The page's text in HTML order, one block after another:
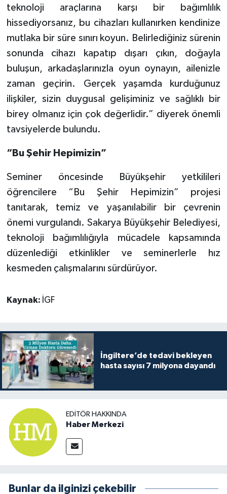
teknoloji araçlarına karşı bir bağımlılık
hissediyorsanız, bu cihazları kullanırken kendinize
mutlaka bir süre sınırı koyun. Belirlediğiniz sürenin
sonunda cihazı kapatıp dışarı çıkın, doğayla
buluşun, arkadaşlarınızla oyun oynayın, ailenizle
zaman geçirin. Gerçek yaşamda kurduğunuz
ilişkiler, sizin duygusal gelişiminiz ve sağlıklı bir
birey olmanız için çok değerlidir.” diyerek önemli
tavsiyelerde bulundu.
“Bu Şehir Hepimizin”
Seminer öncesinde Büyükşehir yetkilileri
öğrencilere “Bu Şehir Hepimizin” projesi
tanıtarak, temiz ve yaşanılabilir bir çevrenin
önemi vurgulandı. Sakarya Büyükşehir Belediyesi,
teknoloji bağımlılığıyla mücadele kapsamında
düzenlediği etkinlikler ve seminerlerle hız
kesmeden çalışmalarını sürdürüyor.
Kaynak: İGF
İngiltere’de tedavi bekleyen
hasta sayısı 7 milyona dayandı
EDITÖR HAKKINDA
Haber Merkezi
Bunlar da ilginizi çekebilir